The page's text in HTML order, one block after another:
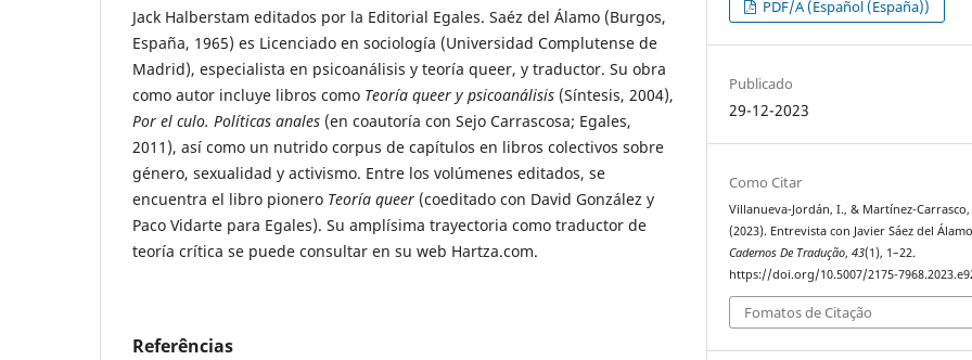
Jack Halberstam editados por la Editorial Egales. Saéz del Álamo (Burgos,
España, 1965) es Licenciado en sociología (Universidad Complutense de
Madrid), especialista en psicoanálisis y teoría queer, y traductor. Su obra
como autor incluye libros como Teoría queer y psicoanálisis (Síntesis, 2004),
Por el culo. Políticas anales (en coautoría con Sejo Carrascosa; Egales,
2011), así como un nutrido corpus de capítulos en libros colectivos sobre
género, sexualidad y activismo. Entre los volúmenes editados, se
encuentra el libro pionero Teoría queer (coeditado con David González y
Paco Vidarte para Egales). Su amplísima trayectoria como traductor de
teoría crítica se puede consultar en su web Hartza.com.
Referências
PDF/A (Español (España))
Publicado
29-12-2023
Como Citar
Villanueva-Jordán, I., & Martínez-Carrasco,
(2023). Entrevista con Javier Sáez del
Cadernos De Tradução,43(1), 1–22.
https://doi.org/10.5007/2175-
Fomatos de Citação